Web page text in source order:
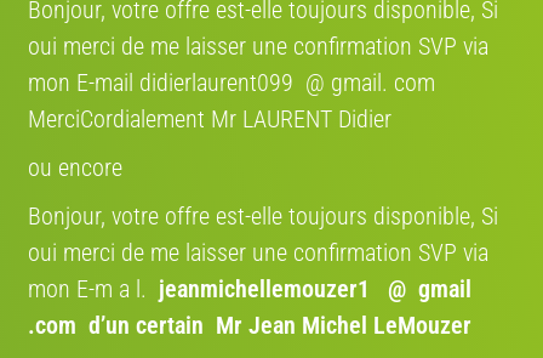
Vente et prix
Type de vente: vélo occasion
Comme neuf
Bonjour, votre offre est-elle toujours disponible, Si
oui merci de me laisser une confirmation SVP via
mon E-mail didierlaurent099 @ gmail. com
MerciCordialement Mr LAURENT Didier
ou encore
Bonjour, votre offre est-elle toujours disponible, Si
oui merci de me laisser une confirmation SVP via
mon E-m a l. jeanmichellemouzer1 @ gmail
.com d’un certain Mr Jean Michel LeMouzer